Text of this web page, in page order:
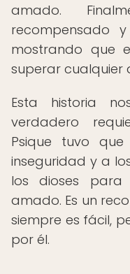
amado.
recompensado
mostrando que
superar cualquier
Esta historia
verdadero
Psique tuvo
inseguridad y a
los dioses
amado. Es un
siempre es fácil,
por él.